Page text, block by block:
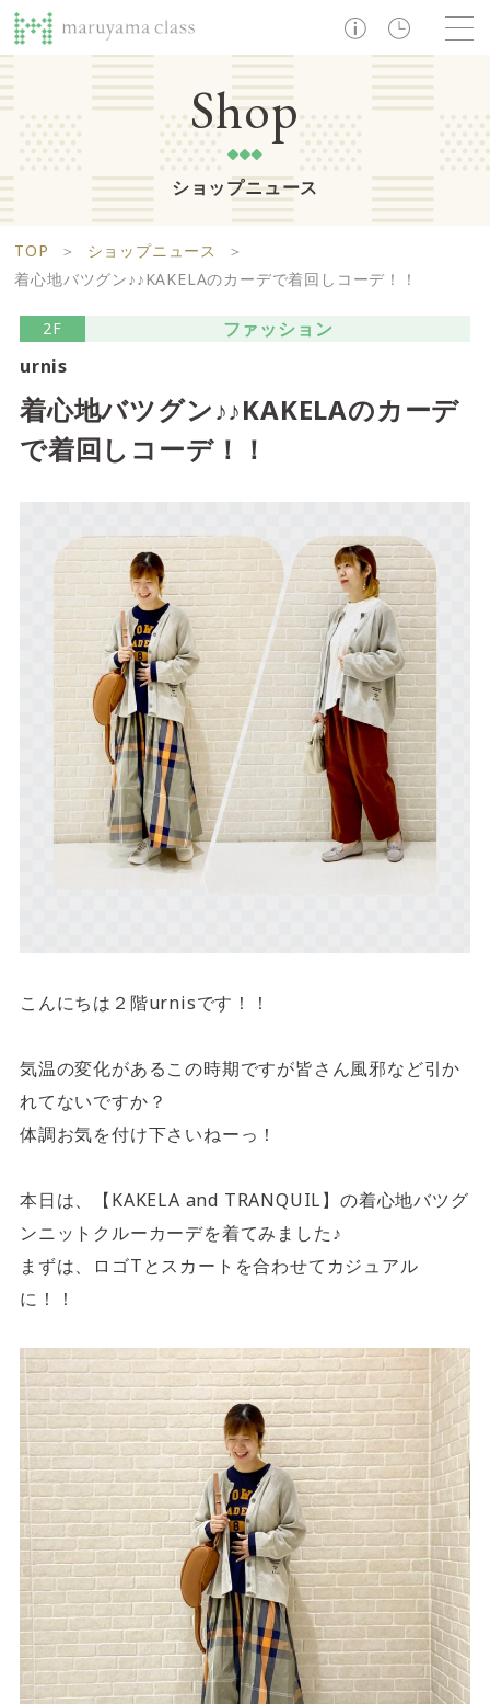
TOP
ショップ レストラン・カフェ ショップニュース
イベント・お知らせ 施設案内 アクセス・営業時間
マルヤマ クラスとは
閉じる
Life support floor
ライフサポートフロア
営業時間 10:00 ~ 20:00
1F Food boutique floor
フードブティックフロア
※一部店舗は営業時間が異なります。
2F Fashion & Life style floor
ファッション＆ライフスタイルフロア
営業時間 10:00 ~ 20:00
3F
Service & Beauty & Restaurant
floor
サービス＆ビューティー＆レストランフロア
4F/5F Physical care floor
営業時間 10:00 ~ 23:00
施設案内を見る
Shop
ショップニュース
TOP ＞ ショップニュース
＞
着心地バツグン♪♪KAKELAのカーデで着回しコーデ！！
2F
ファッション
urnis
着心地バツグン♪♪KAKELAのカーデ
で着回しコーデ！！
こんにちは２階urnisです！！
気温の変化があるこの時期ですが皆さん風邪など引か
れてないですか？
体調お気を付け下さいねーっ！
本日は、【KAKELA and TRANQUIL】の着心地バツグ
ンニットクルーカーデを着てみました♪
まずは、ロゴTとスカートを合わせてカジュアル
に！！